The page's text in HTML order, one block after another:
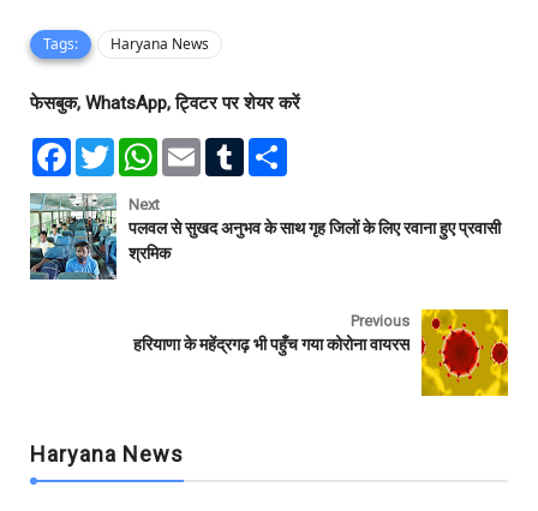
Tags: Haryana News
फेसबुक, WhatsApp, ट्विटर पर शेयर करें
F
e
b
o
o
k
T
w
t
t
e
r
W
t
s
A
p
E
l
T
l
r
e
Next
पलवल से सुखद अनुभव के साथ गृह जिलों के लिए रवाना हुए प्रवासी
श्रमिक
Previous
हरियाणा के महेंद्रगढ़ भी पहुँच गया कोरोना वायरस
Haryana News